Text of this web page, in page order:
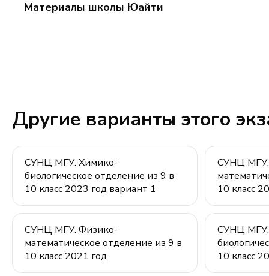
Материалы школы Юайти
Другие варианты этого
СУНЦ МГУ. Химико-
биологическое отделение из 9 в
10 класс 2023 год вариант 1
СУНЦ
10 класс
СУНЦ МГУ. Физико-
математическое отделение из 9 в
10 класс 2021 год
СУНЦ
10 класс